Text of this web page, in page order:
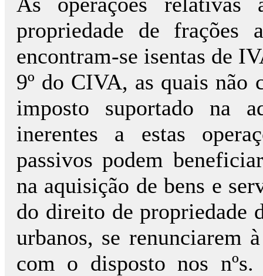
propriedade de frações
encontram-se isentas de
9º do CIVA, as quais não
imposto suportado na
inerentes a estas
passivos podem
na aquisição de bens e
do direito de propriedade
urbanos, se renunciarem
com o disposto nos